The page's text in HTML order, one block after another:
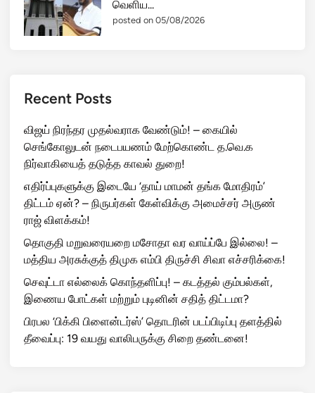
வெளிய...
posted on 05/08/2026
Recent Posts
விஜய் நிரந்தர முதல்வராக வேண்டும்! – கையில்
செங்கோலுடன் நடைபயணம் மேற்கொண்ட த.வெ.க
நிர்வாகியைத் தடுத்த காவல் துறை!
எதிர்ப்புகளுக்கு இடையே ‘தாய் மாமன் தங்க மோதிரம்’
திட்டம் ஏன்? – நிருபர்கள் கேள்விக்கு அமைச்சர் அருண்
ராஜ் விளக்கம்!
தொகுதி மறுவரையறை மசோதா வர வாய்ப்பே இல்லை! –
மத்திய அரசுக்குத் திமுக எம்பி திருச்சி சிவா எச்சரிக்கை!
செவுட்டா எல்லைக் கொந்தளிப்பு! – கடத்தல் கும்பல்கள்,
இணைய போட்கள் மற்றும் புடினின் சதித் திட்டமா?
பிரபல ‘பிக்கி பிளைன்டர்ஸ்’ தொடரின் படப்பிடிப்பு தளத்தில்
தீவைப்பு: 19 வயது வாலிபருக்கு சிறை தண்டனை!